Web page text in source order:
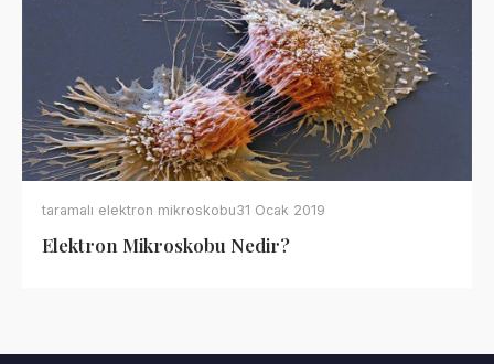
taramalı elektron mikroskobu31 Ocak 2019
Elektron Mikroskobu Nedir?